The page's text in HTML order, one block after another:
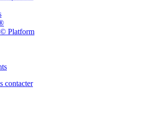
Platform
contacter